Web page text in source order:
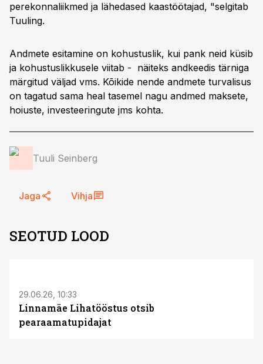
perekonnaliikmed ja lähedased kaastöötajad, "selgitab
Tuuling.
Andmete esitamine on kohustuslik, kui pank neid küsib
ja kohustuslikkusele viitab - näiteks andkeedis tärniga
märgitud väljad vms. Kõikide nende andmete turvalisus
on tagatud sama heal tasemel nagu andmed maksete,
hoiuste, investeeringute jms kohta.
Tuuli Seinberg
Jaga Vihja
SEOTUD LOOD
29.06.26, 10:33
Linnamäe Lihatööstus otsib
pearaamatupidajat